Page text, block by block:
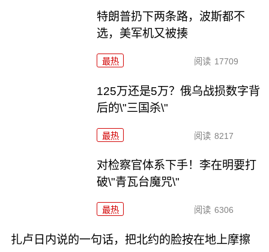
特朗普扔下两条路，波斯都不
选，美军机又被揍
最热 阅读 17709
125万还是5万？俄乌战损数字背
后的\"三国杀\"
最热 阅读 8217
对检察官体系下手！李在明要打
破\"青瓦台魔咒\"
最热 阅读 6306
扎卢日内说的一句话，把北约的脸按在地上摩擦